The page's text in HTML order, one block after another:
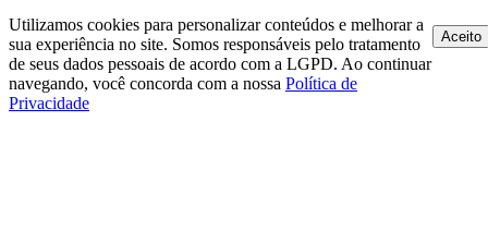
Utilizamos cookies para personalizar conteúdos e melhorar a
sua experiência no site. Somos responsáveis pelo tratamento
de seus dados pessoais de acordo com a LGPD. Ao continuar
navegando, você concorda com a nossa Política de
Privacidade
Aceito